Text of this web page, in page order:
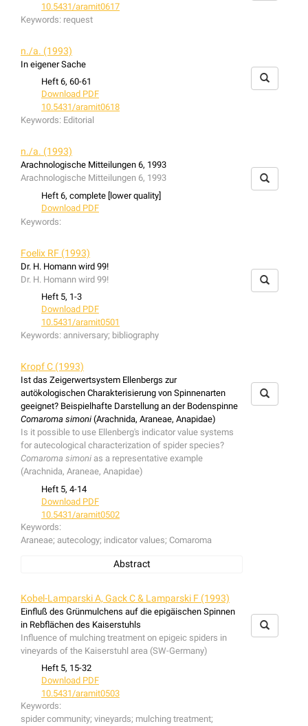
10.5431/aramit0617
Keywords: request
n./a. (1993)
In eigener Sache
Heft 6, 60-61
Download PDF
10.5431/aramit0618
Keywords: Editorial
n./a. (1993)
Arachnologische Mitteilungen 6, 1993
Arachnologische Mitteilungen 6, 1993
Heft 6, complete [lower quality]
Download PDF
Keywords:
Foelix RF (1993)
Dr. H. Homann wird 99!
Dr. H. Homann wird 99!
Heft 5, 1-3
Download PDF
10.5431/aramit0501
Keywords: anniversary; bibliography
Kropf C (1993)
Ist das Zeigerwertsystem Ellenbergs zur
autökologischen Charakterisierung von Spinnenarten
geeignet? Beispielhafte Darstellung an der Bodenspinne
Comaroma simoni (Arachnida, Araneae, Anapidae)
Is it possible to use Ellenberg's indicator value systems
for autecological characterization of spider species?
Comaroma simoni as a representative example
(Arachnida, Araneae, Anapidae)
Heft 5, 4-14
Download PDF
10.5431/aramit0502
Keywords:
Araneae; autecology; indicator values; Comaroma
Abstract
spider species is presented. It is based on the indicator
value system of ELLENBERG and provides preliminary
information, especially for rarely found species by
comparing several different habitats. The use of this
method is exemplified for the soil-spider
Comaroma
simoni
BERTKAU, 1889 and the autecology of this
species is discussed.
Kobel-Lamparski A, Gack C & Lamparski F (1993)
Einfluß des Grünmulchens auf die epigäischen Spinnen
in Rebflächen des Kaiserstuhls
Influence of mulching treatment on epigeic spiders in
vineyards of the Kaiserstuhl area (SW-Germany)
Heft 5, 15-32
Download PDF
10.5431/aramit0503
Keywords:
spider community; vineyards; mulching treatment;